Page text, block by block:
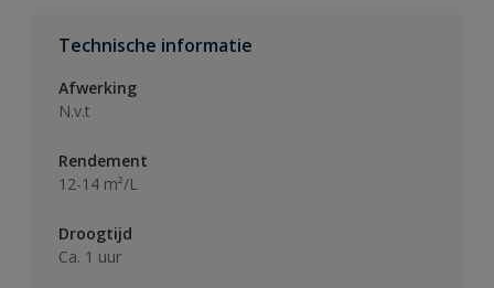
Technische informatie
Afwerking
N.v.t
Rendement
12-14 m²/L
Droogtijd
Ca. 1 uur